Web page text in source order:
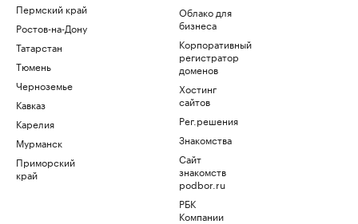
Пермский край
Ростов-на-Дону
Татарстан
Тюмень
Черноземье
Кавказ
Карелия
Мурманск
Приморский
край
Облако для
бизнеса
Корпоративный
регистратор
доменов
Хостинг
сайтов
Рег.решения
Знакомства
Сайт
знакомств
podbor.ru
РБК
Компании